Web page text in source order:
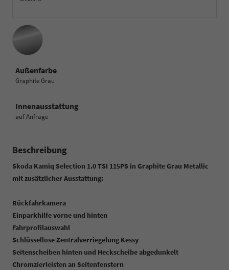
Außenfarbe
Graphite Grau
Innenausstattung
auf Anfrage
Beschreibung
Skoda Kamiq Selection 1.0 TSI 115PS in Graphite Grau Metallic
mit zusätzlicher Ausstattung:
Rückfahrkamera
Einparkhilfe vorne und hinten
Fahrprofilauswahl
Schlüssellose Zentralverriegelung Kessy
Seitenscheiben hinten und Heckscheibe abgedunkelt
Chromzierleisten an Seitenfenstern